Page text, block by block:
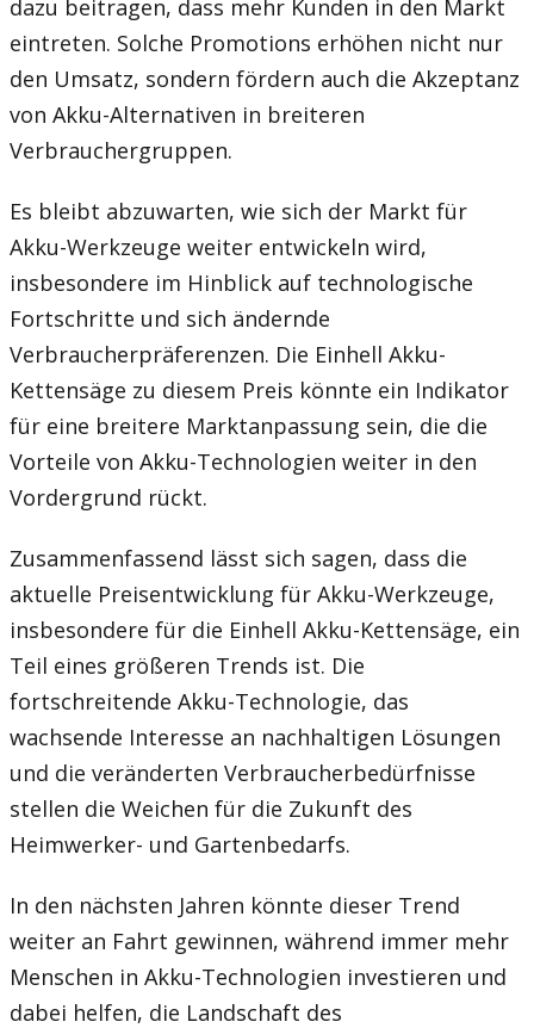
dazu beitragen, dass mehr Kunden in den Markt
eintreten. Solche Promotions erhöhen nicht nur
den Umsatz, sondern fördern auch die Akzeptanz
von Akku-Alternativen in breiteren
Verbrauchergruppen.
Es bleibt abzuwarten, wie sich der Markt für
Akku-Werkzeuge weiter entwickeln wird,
insbesondere im Hinblick auf technologische
Fortschritte und sich ändernde
Verbraucherpräferenzen. Die Einhell Akku-
Kettensäge zu diesem Preis könnte ein Indikator
für eine breitere Marktanpassung sein, die die
Vorteile von Akku-Technologien weiter in den
Vordergrund rückt.
Zusammenfassend lässt sich sagen, dass die
aktuelle Preisentwicklung für Akku-Werkzeuge,
insbesondere für die Einhell Akku-Kettensäge, ein
Teil eines größeren Trends ist. Die
fortschreitende Akku-Technologie, das
wachsende Interesse an nachhaltigen Lösungen
und die veränderten Verbraucherbedürfnisse
stellen die Weichen für die Zukunft des
Heimwerker- und Gartenbedarfs.
In den nächsten Jahren könnte dieser Trend
weiter an Fahrt gewinnen, während immer mehr
Menschen in Akku-Technologien investieren und
dabei helfen, die Landschaft des